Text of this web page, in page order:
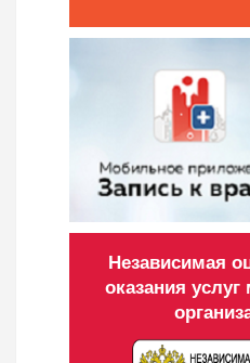
Независимая
оказания